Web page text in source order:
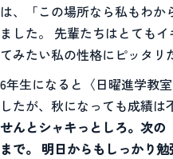
は、「この場所なら私もわか
ました。 先輩たちはとても
てみたい私の性格にピッタリ
6年生になると〈日曜進学教
したが、秋になっても成績
せんとシャキっとしろ。次
まで。 明日からもしっかり勉